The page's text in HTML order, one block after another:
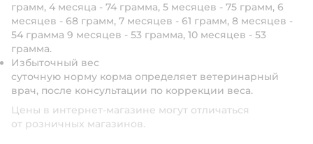
грамм, 4 месяца - 74 грамма, 5 месяцев - 75 грамм, 6
месяцев - 68 грамм, 7 месяцев - 61 грамм, 8 месяцев -
54 грамма 9 месяцев - 53 грамма, 10 месяцев - 53
грамма.
Избыточный вес
суточную норму корма определяет ветеринарный
врач, после консультации по коррекции веса.
Цены в интернет-магазине могут отличаться
от розничных магазинов.